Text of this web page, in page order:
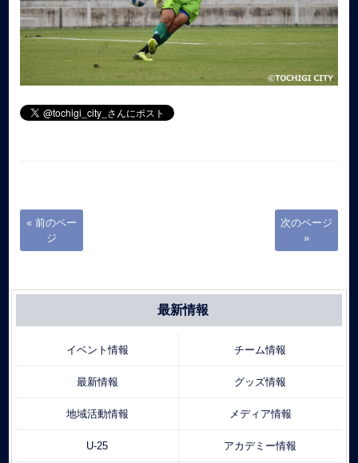
« 前のペー
ジ
次のページ
»
最新情報
イベント情報 チーム情報
最新情報 グッズ情報
地域活動情報 メディア情報
U-25 アカデミー情報